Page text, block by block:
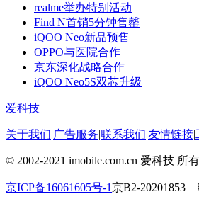
realme举办特别活动
Find N首销5分钟售罄
iQOO Neo新品预售
OPPO与医院合作
京东深化战略合作
iQOO Neo5S双芯升级
爱科技
关于我们|广告服务|联系我们|友情链接|
© 2002-2021 imobile.com.cn 爱科技 所
京ICP备16061605号-1京B2-20201853